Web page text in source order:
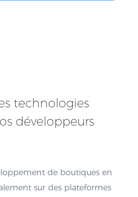
technologies
développeurs
de boutiques en
sur des plateformes